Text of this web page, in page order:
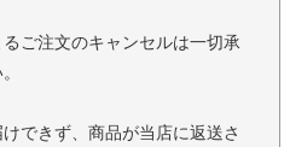
ご注文のキャンセルは一切承
できず、商品が当店に返送さ